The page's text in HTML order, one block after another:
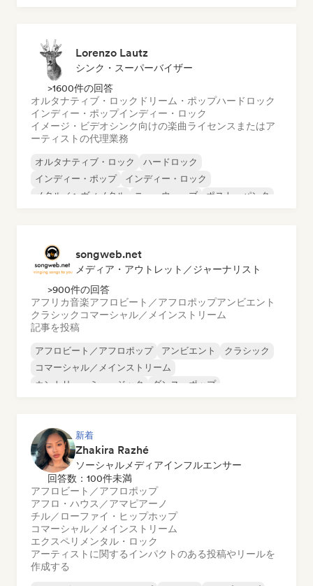
Lorenzo Lautz
シンク・スーパーバイザー
>1600件の回答
オルタナティブ・ロック ドリーム・ポップハードロック
インディー・ポップインディー・ロック
イメージ・ビデオシンク向けの楽曲ライセンスまたはア
ーティストの代理業務
オルタナティブ・ロック
ハードロック
インディー・ポップ
インディー・ロック
メタル／ヘヴィメタル
ニューウェーブ
ポスト・パンク
songweb.net
メディア・アウトレット／ジャーナリスト
>900件の回答
アフリカ音楽アフロビート／アフロポップアンビエント
クラシック コマーシャル／メインストリーム
記事を投稿
アフロビート／アフロポップ アンビエント
クラシック
コマーシャル／メインストリーム
カントリー・ミュージック
ダンス・ポップ
新着
Zhakira Razhé
ソーシャルメディアインフルエンサー
回答数：100件未満
アフロビート／アフロポップ
アフロ・ハウス／アマピアーノ
チル／ローファイ・ヒップホップ
コマーシャル／メインストリーム
エクスペリメンタル・ロック
アーティストに関するインパクトのある投稿やリールを
作成する